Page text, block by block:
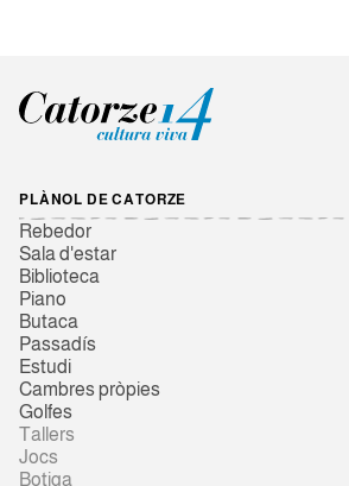
PLÀNOL DE CATORZE
Rebedor
Sala d'estar
Biblioteca
Piano
Butaca
Passadís
Estudi
Cambres pròpies
Golfes
Tallers
Jocs
Botiga